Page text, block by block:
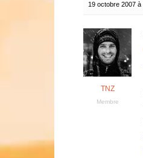
19 octobre 2007 à
TNZ
Membre